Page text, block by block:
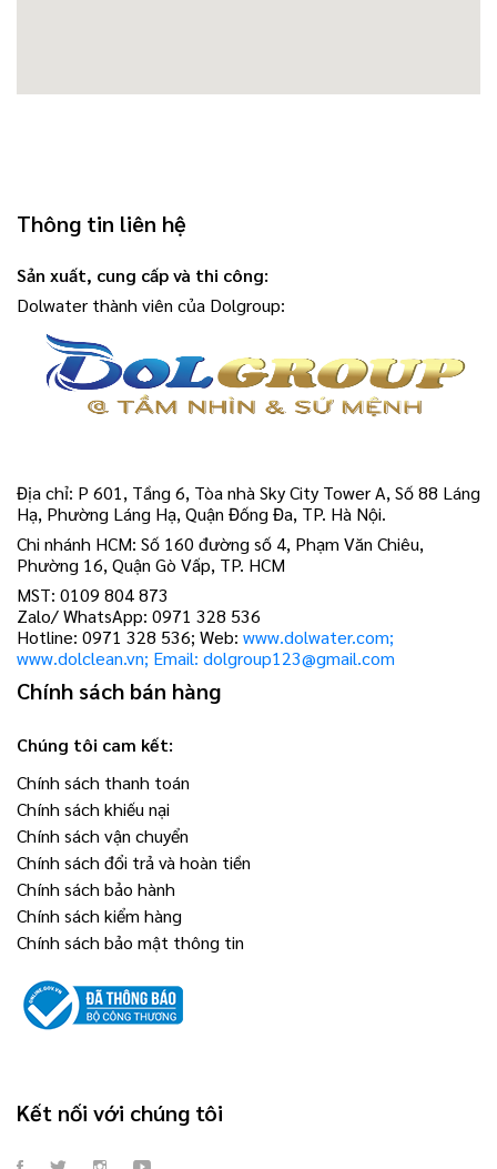
Thông tin liên hệ
Sản xuất, cung cấp và thi công:
Dolwater thành viên của Dolgroup:
Địa chỉ: P 601, Tầng 6, Tòa nhà Sky City Tower A, Số 88 Láng
Hạ, Phường Láng Hạ, Quận Đống Đa, TP. Hà Nội.
Chi nhánh HCM: Số 160 đường số 4, Phạm Văn Chiêu,
Phường 16, Quận Gò Vấp, TP. HCM
MST: 0109 804 873
Zalo/ WhatsApp: 0971 328 536
Hotline: 0971 328 536; Web: www.dolwater.com;
www.dolclean.vn; Email: dolgroup123@gmail.com
Chính sách bán hàng
Chúng tôi cam kết:
Chính sách thanh toán
Chính sách khiếu nại
Chính sách vận chuyển
Chính sách đổi trả và hoàn tiền
Chính sách bảo hành
Chính sách kiểm hàng
Chính sách bảo mật thông tin
Kết nối với chúng tôi